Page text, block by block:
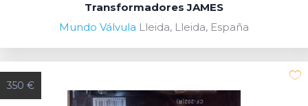
Transformadores JAMES
Mundo Válvula Lleida, Lleida, España
350 €